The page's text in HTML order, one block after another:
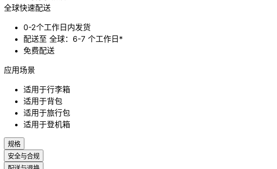
全球快速配送
0-2个工作日内发货
配送至 全球：6-7 个工作日*
免费配送
应用场景
适用于行李箱
适用于背包
适用于旅行包
适用于登机箱
规格
安全与合规